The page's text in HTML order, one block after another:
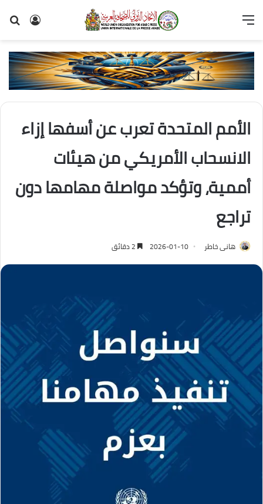
تسجيل
القائمة
الأمم المتحدة تعرب عن أسفها إزاء
الانسحاب الأمريكي من هيئات
أممية، وتؤكد مواصلة مهامها دون
تراجع
هانى خاطر 2026-01-10